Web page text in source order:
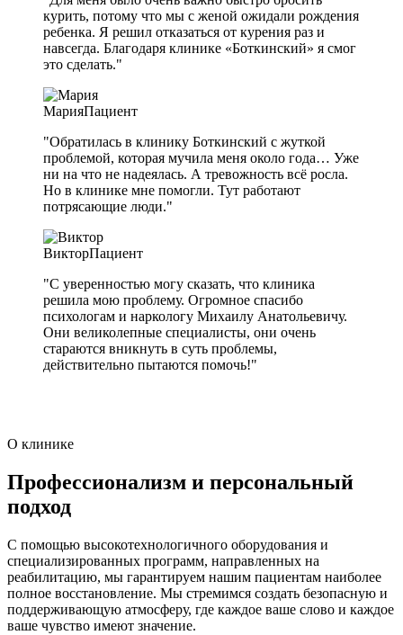
курить, потому что мы с женой ожидали рождения
ребенка. Я решил отказаться от курения раз и
навсегда. Благодаря клинике «Боткинский» я смог
это сделать."
МарияПациент
"Обратилась в клинику Боткинский с жуткой
проблемой, которая мучила меня около года… Уже
ни на что не надеялась. А тревожность всё росла.
Но в клинике мне помогли. Тут работают
потрясающие люди."
ВикторПациент
"С уверенностью могу сказать, что клиника
решила мою проблему. Огромное спасибо
психологам и наркологу Михаилу Анатольевичу.
Они великолепные специалисты, они очень
стараются вникнуть в суть проблемы,
действительно пытаются помочь!"
О клинике
Профессионализм и персональный
подход
С помощью высокотехнологичного оборудования и
специализированных программ, направленных на
реабилитацию, мы гарантируем нашим пациентам наиболее
полное восстановление. Мы стремимся создать безопасную и
поддерживающую атмосферу, где каждое ваше слово и каждое
ваше чувство имеют значение.